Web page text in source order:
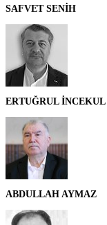
SAFVET SENİH
ERTUĞRUL İNCEKUL
ABDULLAH AYMAZ